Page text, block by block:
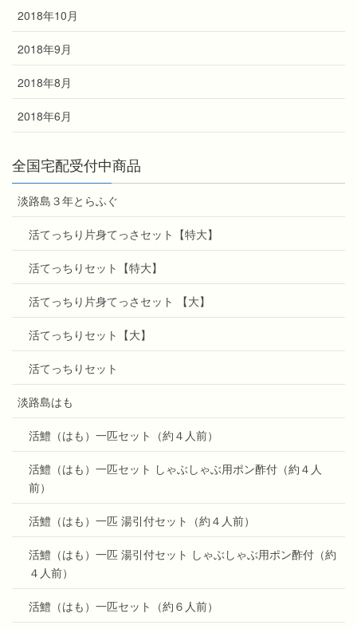
2018年10月
2018年9月
2018年8月
2018年6月
全国宅配受付中商品
淡路島３年とらふぐ
活てっちり片身てっさセット【特大】
活てっちりセット【特大】
活てっちり片身てっさセット 【大】
活てっちりセット【大】
活てっちりセット
淡路島はも
活鱧（はも）一匹セット（約４人前）
活鱧（はも）一匹セット しゃぶしゃぶ用ポン酢付（約４人
前）
活鱧（はも）一匹 湯引付セット（約４人前）
活鱧（はも）一匹 湯引付セット しゃぶしゃぶ用ポン酢付（約
４人前）
活鱧（はも）一匹セット（約６人前）